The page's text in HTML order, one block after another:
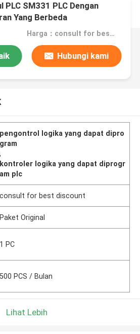
PLC SM331 PLC Dengan
Yang Berbeda
Harga：consult for best discount
Hubungi kami
pengontrol logika yang dapat dipro
gram
,
kontroler logika yang dapat diprogr
am plc
consult for best discount
Paket Original
1 PC
500 PCS / Bulan
Lihat Lebih